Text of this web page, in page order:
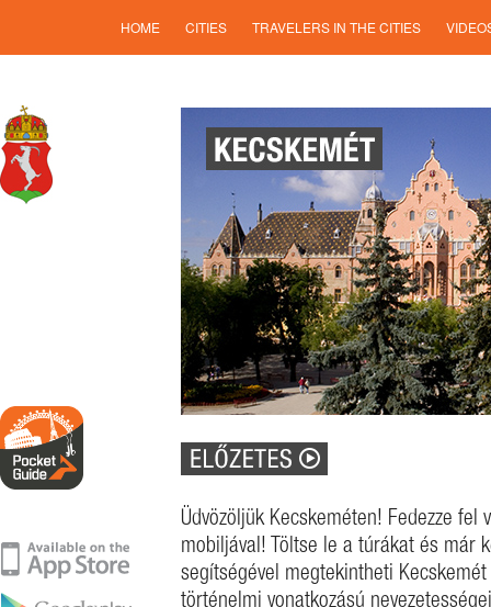
HOME CITIES TRAVELERS IN THE CITIES
Üdvözöljük Kecskeméten! Fedezze fel
mobiljával! Töltse le a túrákat és már
segítségével megtekintheti
történelmi vonatkozású